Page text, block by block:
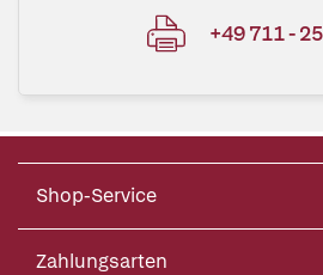
+49 711 -
Shop-Service
Zahlungsarten